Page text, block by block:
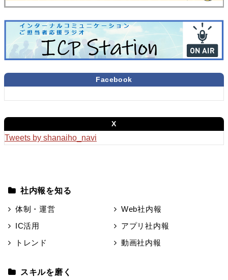
Facebook
X
Tweets by shanaiho_navi
社内報を知る
体制・運営
IC活用
トレンド
Web社内報
アプリ社内報
動画社内報
スキルを磨く